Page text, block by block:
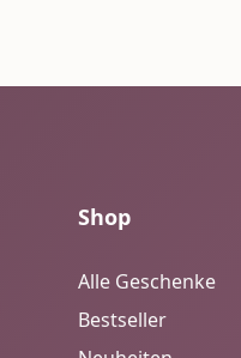
Shop
Alle Geschenke
Bestseller